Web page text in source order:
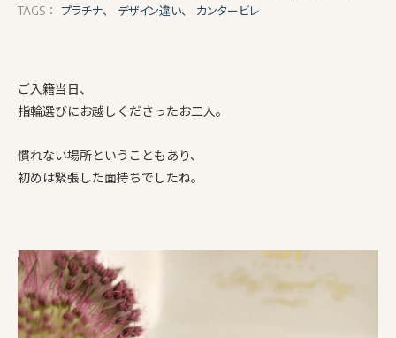
TAGS： プラチナ、 デザイン違い、 カンタービレ
ご入籍当日、
指輪選びにお越しくださったお二人。
慣れない場所ということもあり、
初めは緊張した面持ちでしたね。